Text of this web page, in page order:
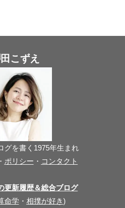
こずえ
グを書く1975年生まれ
ポリシー ・ コンタクト
更新履歴＆総合ブログ
命学 ・ 相撲が好き)